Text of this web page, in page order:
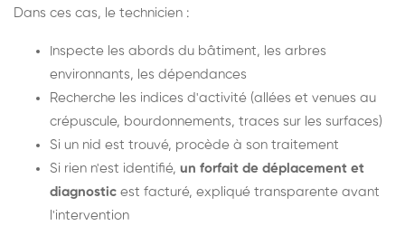
Dans ces cas, le technicien :
Inspecte les abords du bâtiment, les arbres
environnants, les dépendances
Recherche les indices d'activité (allées et venues au
crépuscule, bourdonnements, traces sur les surfaces)
Si un nid est trouvé, procède à son traitement
Si rien n'est identifié, un forfait de déplacement et
diagnostic est facturé, expliqué transparente avant
l'intervention